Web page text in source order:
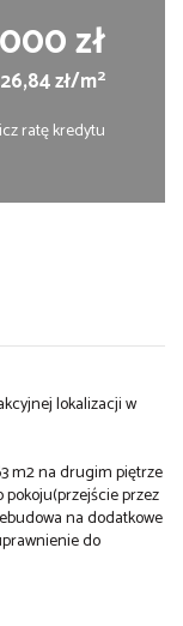
zł
zł/m2
ratę kredytu
lokalizacji w
m2 na drugim piętrze
pokoju(przejście przez
na dodatkowe
do